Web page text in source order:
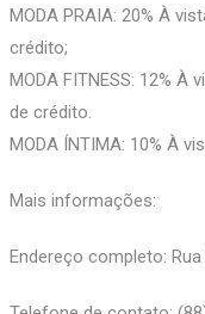
MODA PRAIA: 20% À
crédito;
MODA FITNESS: 12%
de crédito.
MODA ÍNTIMA: 10% À
Mais informações:
Endereço completo: Rua